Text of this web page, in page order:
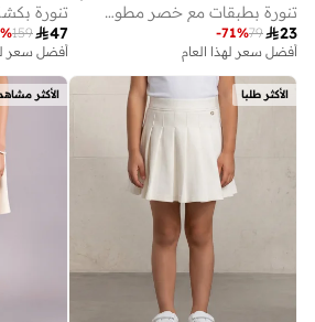
تنورة بطبقات مع خصر مطوي
23
79
-71%
أفضل سعر لهذا العام
47
159
%
أفضل سعر
الأكثر طلبا الأكثر